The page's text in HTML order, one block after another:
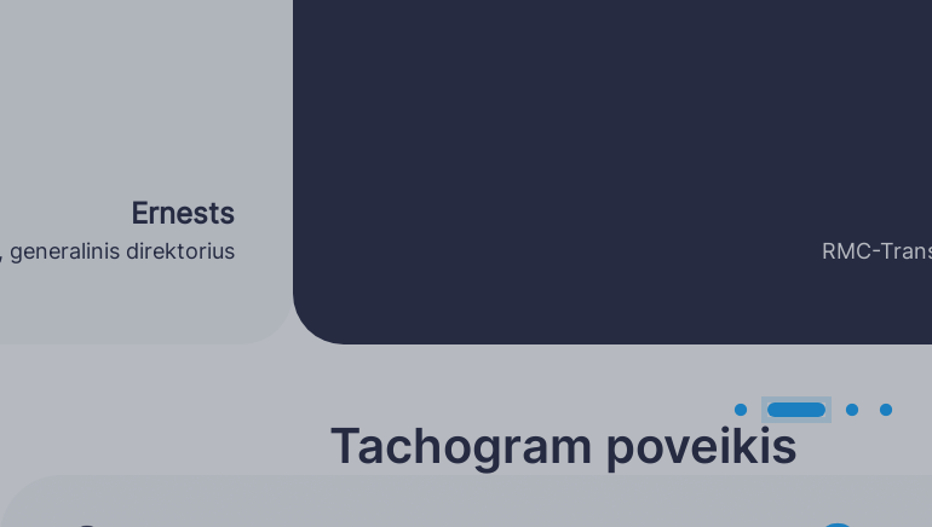
Ernests
generalinis direktorius RMC-
Tachogram poveikis